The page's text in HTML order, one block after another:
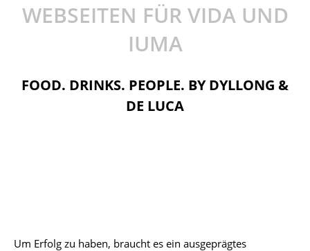
WEBSEITEN FÜR VIDA UND
IUMA
FOOD. DRINKS. PEOPLE. BY DYLLONG &
DE LUCA
Um Erfolg zu haben, braucht es ein ausgeprägtes